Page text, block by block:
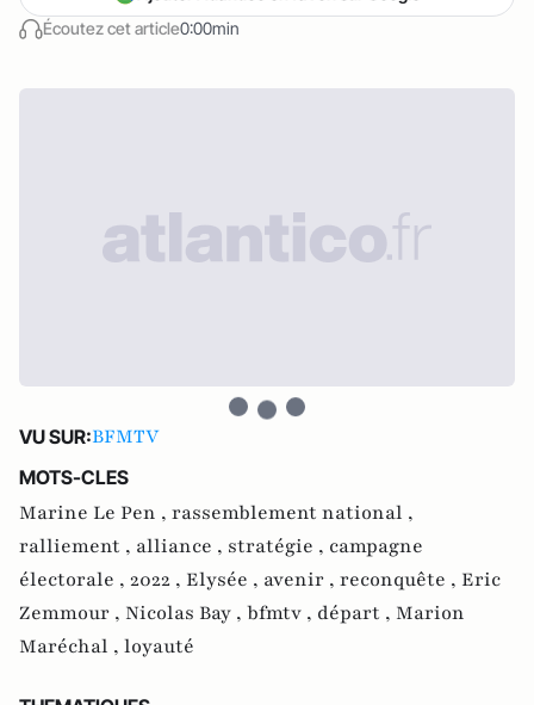
Écoutez cet article0:00min
VU SUR:BFMTV
MOTS-CLES
Marine Le Pen , rassemblement national ,
ralliement , alliance , stratégie , campagne
électorale , 2022 , Elysée , avenir , reconquête , Eric
Zemmour , Nicolas Bay , bfmtv , départ , Marion
Maréchal , loyauté